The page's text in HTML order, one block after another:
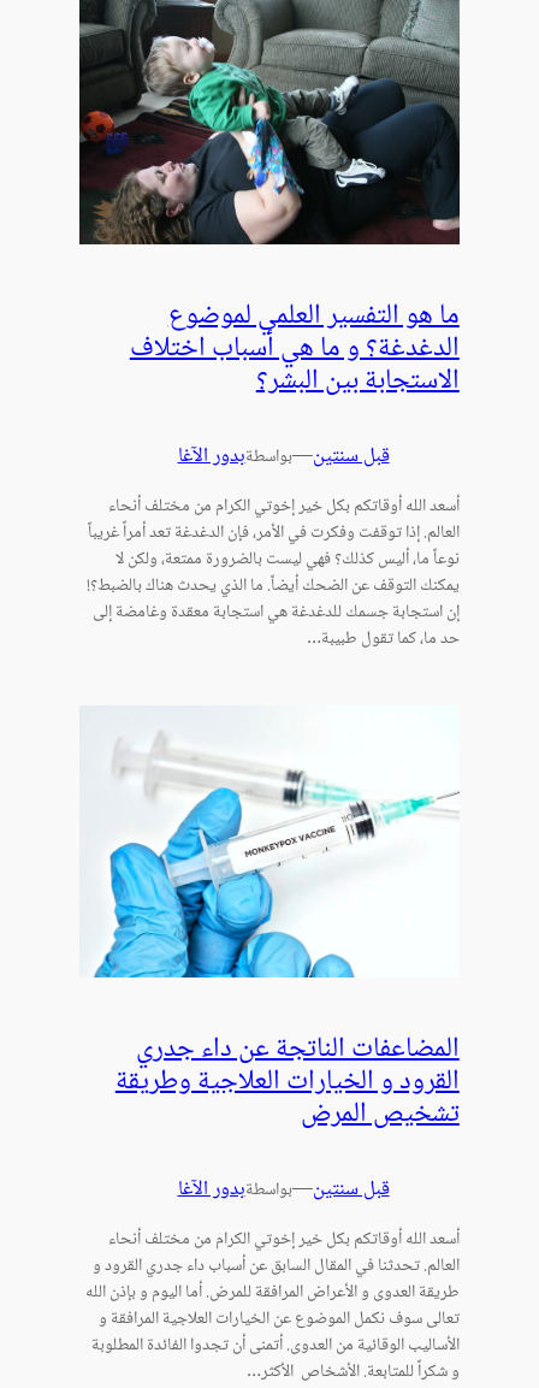
ما هو التفسير العلمي لموضوع
الدغدغة؟ و ما هي أسباب اختلاف
الاستجابة بين البشر؟
قبل سنتين—بواسطةبدور الآغا
أسعد الله أوقاتكم بكل خير إخوتي الكرام من مختلف أنحاء
العالم. إذا توقفت وفكرت في الأمر، فإن الدغدغة تعد أمراً غريباً
نوعاً ما، أليس كذلك؟ فهي ليست بالضرورة ممتعة، ولكن لا
يمكنك التوقف عن الضحك أيضاً. ما الذي يحدث هناك بالضبط؟!
إن استجابة جسمك للدغدغة هي استجابة معقدة وغامضة إلى
حد ما، كما تقول طبيبة…
المضاعفات الناتجة عن داء جدري
القرود و الخيارات العلاجية وطريقة
تشخيص المرض
قبل سنتين—بواسطةبدور الآغا
أسعد الله أوقاتكم بكل خير إخوتي الكرام من مختلف أنحاء
العالم. تحدثنا في المقال السابق عن أسباب داء جدري القرود و
طريقة العدوى و الأعراض المرافقة للمرض. أما اليوم و بإذن الله
تعالى سوف نكمل الموضوع عن الخيارات العلاجية المرافقة و
الأساليب الوقائية من العدوى. أتمنى أن تجدوا الفائدة المطلوبة
و شكراً للمتابعة. الأشخاص الأكثر…